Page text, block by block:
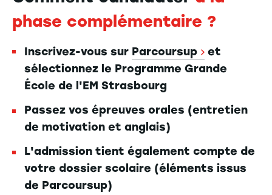
phase complémentaire ?
Inscrivez-vous sur Parcoursup
et
sélectionnez le Programme Grande
École de l'EM Strasbourg
Passez vos épreuves orales (entretien
de motivation et anglais)
L'admission tient également compte de
votre dossier scolaire (éléments issus
de Parcoursup)